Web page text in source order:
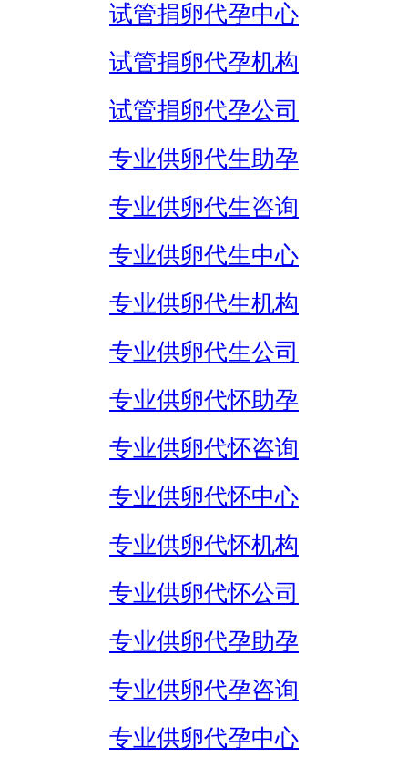
试管捐卵代孕中心
试管捐卵代孕机构
试管捐卵代孕公司
专业供卵代生助孕
专业供卵代生咨询
专业供卵代生中心
专业供卵代生机构
专业供卵代生公司
专业供卵代怀助孕
专业供卵代怀咨询
专业供卵代怀中心
专业供卵代怀机构
专业供卵代怀公司
专业供卵代孕助孕
专业供卵代孕咨询
专业供卵代孕中心